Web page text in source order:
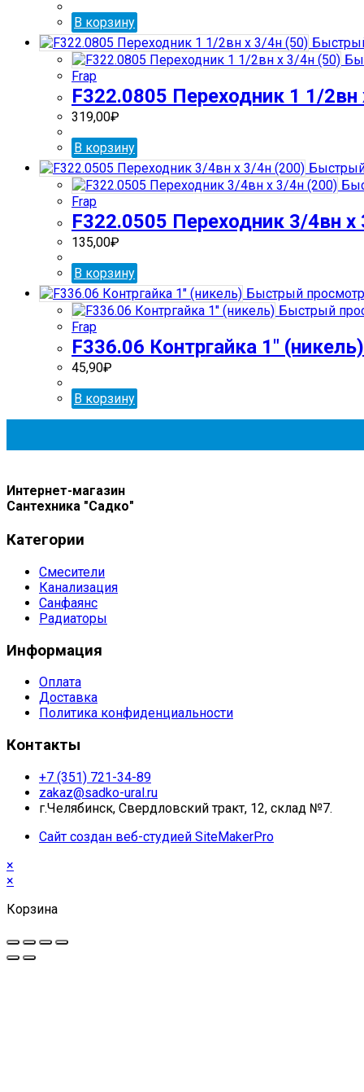
В корзину
Frap
F322.0805 Переходник 1 1/2вн
319,00₽
В корзину
Frap
F322.0505 Переходник 3/4вн х
135,00₽
В корзину
Быстрый просмотр
Быстрый
Frap
F336.06 Контргайка 1″ (никель)
45,90₽
В корзину
Интернет-магазин
Сантехника "Садко"
Категории
Смесители
Канализация
Санфаянс
Радиаторы
Информация
Оплата
Доставка
Политика конфиденциальности
Контакты
+7 (351) 721-34-89
zakaz@sadko-ural.ru
г.Челябинск, Свердловский тракт, 12, склад №7.
Сайт создан веб-студией SiteMakerPro
×
×
Корзина